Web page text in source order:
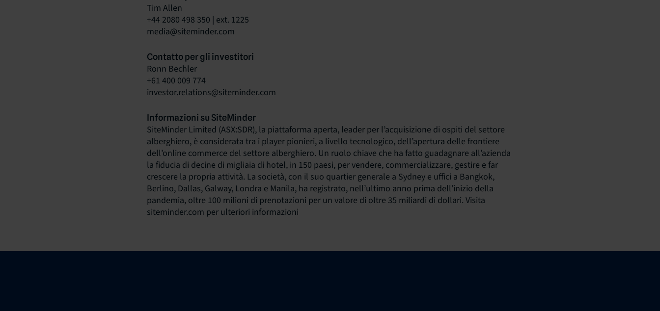
Tim Allen
+44 2080 498 350 | ext. 1225
media@siteminder.com
Contatto per gli investitori
Ronn Bechler
+61 400 009 774
investor.relations@siteminder.com
Informazioni su SiteMinder
SiteMinder Limited (ASX:SDR), la piattaforma aperta, leader per l’acquisizione di ospiti del settore
alberghiero, è considerata tra i player pionieri, a livello tecnologico, dell’apertura delle frontiere
dell’online commerce del settore alberghiero. Un ruolo chiave che ha fatto guadagnare all’azienda
la fiducia di decine di migliaia di hotel, in 150 paesi, per vendere, commercializzare, gestire e far
crescere la propria attività. La società, con il suo quartier generale a Sydney e uffici a Bangkok,
Berlino, Dallas, Galway, Londra e Manila, ha registrato, nell’ultimo anno prima dell’inizio della
pandemia, oltre 100 milioni di prenotazioni per un valore di oltre 35 miliardi di dollari. Visita
siteminder.com per ulteriori informazioni